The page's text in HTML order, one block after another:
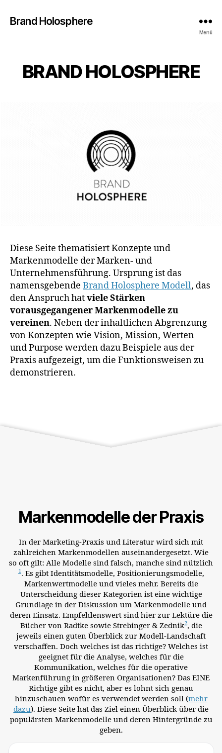
Brand Holosphere
Menü
BRAND HOLOSPHERE
Diese Seite thematisiert Konzepte und
Markenmodelle der Marken- und
Unternehmensführung. Ursprung ist das
namensgebende Brand Holosphere Modell, das
den Anspruch hatviele Stärken
vorausgegangener Markenmodelle zu
vereinen. Neben der inhaltlichen Abgrenzung
von Konzepten wie Vision, Mission, Werten
und Purpose werden dazu Beispiele aus der
Praxis aufgezeigt, um die Funktionsweisen zu
demonstrieren.
Markenmodelle der Praxis
In der Marketing-Praxis und Literatur wird sich mit
zahlreichen Markenmodellen auseinandergesetzt. Wie
so oft gilt: Alle Modelle sind falsch, manche sind nützlich
1. Es gibt Identitätsmodelle, Positionierungsmodelle,
Markenwertmodelle und vieles mehr. Bereits die
Unterscheidung dieser Kategorien ist eine wichtige
Grundlage in der Diskussion um Markenmodelle und
deren Einsatz. Empfehlenswert sind hier zur Lektüre die
Bücher von Radtke sowie Strebinger & Zednik2, die
jeweils einen guten Überblick zur Modell-Landschaft
verschaffen. Doch welches ist das richtige? Welches ist
geeignet für die Analyse, welches für die
Kommunikation, welches für die operative
Markenführung in größeren Organisationen? Das EINE
Richtige gibt es nicht, aber es lohnt sich genau
hinzuschauen wofür es verwendet werden soll (mehr
dazu). Diese Seite hat das Ziel einen Überblick über die
populärsten Markenmodelle und deren Hintergründe zu
geben.